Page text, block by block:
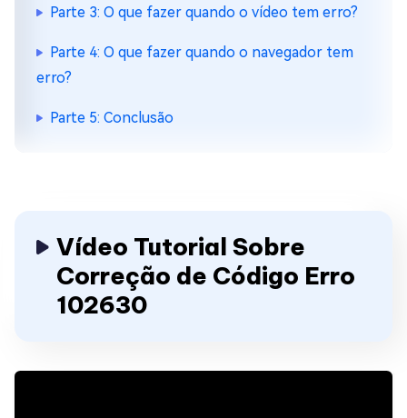
Parte 3: O que fazer quando o vídeo tem erro?
Parte 4: O que fazer quando o navegador tem
erro?
Parte 5: Conclusão
Vídeo Tutorial Sobre
Correção de Código Erro
102630